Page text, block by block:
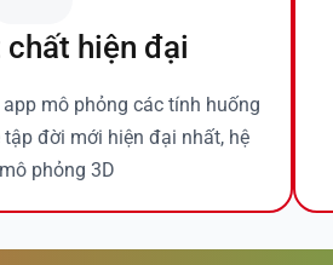
chất hiện đại
mô phỏng các tính huống
đời mới hiện đại nhất, hệ
phỏng 3D